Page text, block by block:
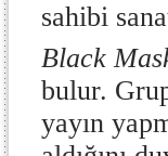
sahibi
Black
bulur.
yayın